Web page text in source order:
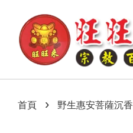
首頁 › 野生惠安菩薩沉香